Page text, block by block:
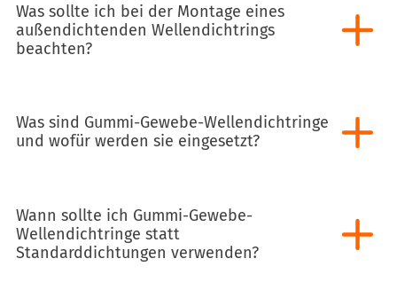
Was sollte ich bei der Montage eines
außendichtenden Wellendichtrings
beachten?
Was sind Gummi-Gewebe-Wellendichtringe
und wofür werden sie eingesetzt?
Wann sollte ich Gummi-Gewebe-
Wellendichtringe statt
Standarddichtungen verwenden?